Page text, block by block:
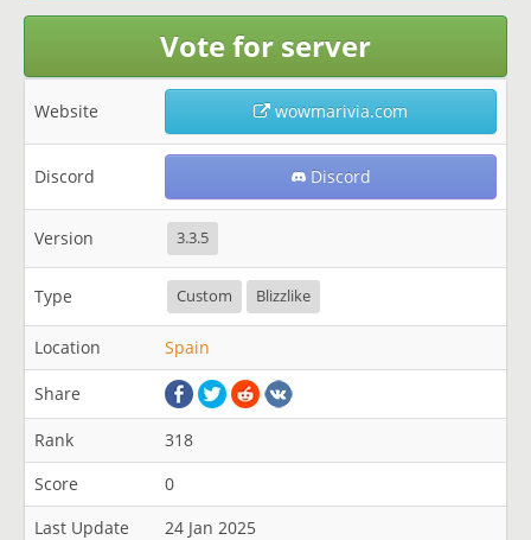
Vote for server
Website wowmarivia.com
Discord Discord
Version 3.3.5
Type Custom Blizzlike
Location Spain
Share
Rank
318
Score
0
Last Update
24 Jan 2025